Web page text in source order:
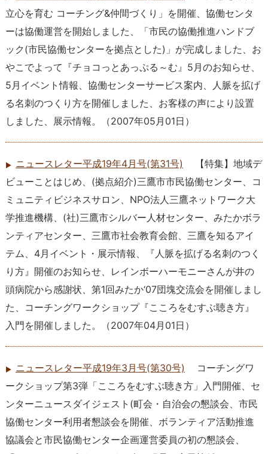
立心を育む コーチング&仲間づくり」を開催、協働センタ
ーは協働運営を開始しました、「市民の協働推進ハンドブ
ック(市民協働センターを拠点とした)」が完成しました、お
やこでよって『チョコっとあっぷる～む』5月のお知らせ、
5月イベント情報、協働センターサービス案内、人脈を拡げ
る名刺のつくり方を開催しました、お客様の声により設置
しました、展示情報。
（2007年05月01日 ）
ニュースレター平成19年4月号(第31号)
【特集】地域デ
ビューことはじめ、(拠点紹介)三鷹市市民協働センター、コ
ミュニティビジネスサロン、NPO法人三鷹ネットワーク大
学推進機構、(社)三鷹市シルバー人材センター、みたかボラ
ンティアセンター、三鷹市社会教育会館、三鷹を知るアイ
テム、4月イベント・展示情報、『人脈を拡げる名刺のつく
り方』開催のお知らせ、レインボーハーモニーさんが井の
頭病院から感謝状、第1回みたか‘07団塊交流会を開催しまし
た、コーチングワークショップ『こころをむすぶ聴き方』
入門を開催しました。
（2007年04月01日 ）
ニュースレター平成19年3月号(第30号)
コーチングワ
ークショップ第3弾「こころをむすぶ聴き方」入門開催、セ
ンターニュースダイジェスト(町会・自治会の懇談会、市民
協働センター利用者懇談会を開催、ボランティア活動推進
協議会と市民協働センター企画運営委員の初の懇談会、